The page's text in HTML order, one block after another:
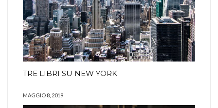
TRE LIBRI SU NEW YORK
MAGGIO 8, 2019